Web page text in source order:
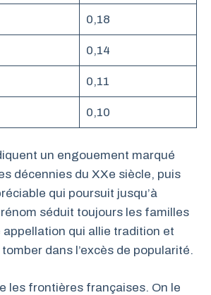
0,18
0,14
0,11
0,10
un engouement marqué
décennies du XXe siècle, puis
qui poursuit jusqu’à
séduit toujours les familles
qui allie tradition et
dans l’excès de popularité.
les frontières françaises. On le